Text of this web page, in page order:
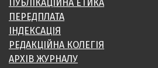
ПУБЛІКАЦІЙНА ЕТИКА
ПЕРЕДПЛАТА
ІНДЕКСАЦІЯ
РЕДАКЦІЙНА КОЛЕГІЯ
АРХІВ ЖУРНАЛУ